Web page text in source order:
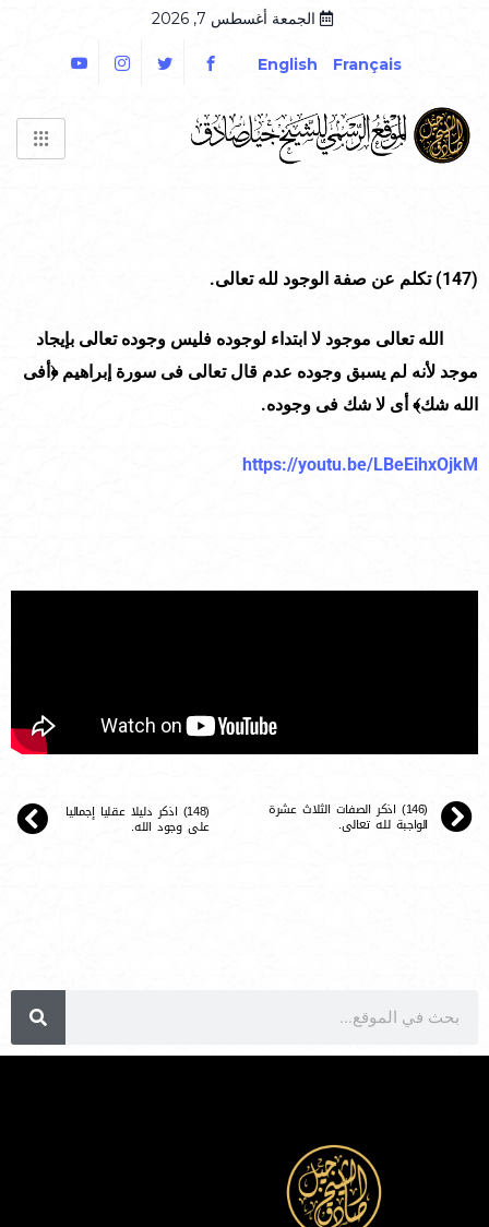
الجمعة أغسطس 7, 2026
Français
English
(147) تكلم عن صفة الوجود لله تعالى.
الله تعالى موجود لا ابتداء لوجوده فليس وجوده تعالى بإيجاد
موجد لأنه لم يسبق وجوده عدم قال تعالى فى سورة إبراهيم ﴿أفى
الله شك﴾ أى لا شك فى وجوده.
https://youtu.be/LBeEihxOjkM
(146) اذكر الصفات الثلاث عشرة
الواجبة لله تعالى.
(148) اذكر دليلا عقليا إجماليا
على وجود الله.